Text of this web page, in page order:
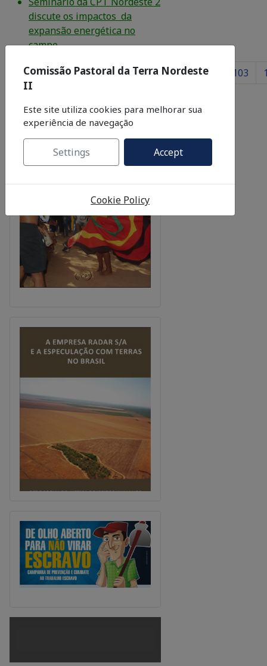
discute os impactos da
expansão energética no
campo
Página 102 de 350
97 98 99 100 101 102 103
Comissão Pastoral da Terra Nordeste
II
Este site utiliza cookies para melhorar sua
experiência de navegação
Settings Accept
Cookie Policy